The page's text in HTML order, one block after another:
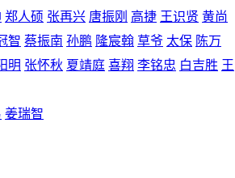
郑人硕 张再兴 唐振刚 高捷 王识贤 黄尚
智 蔡振南 孙鹏 隆宸翰 草爷 太保 陈万
明 张怀秋 夏靖庭 喜翔 李铭忠 白吉胜 王
姜瑞智